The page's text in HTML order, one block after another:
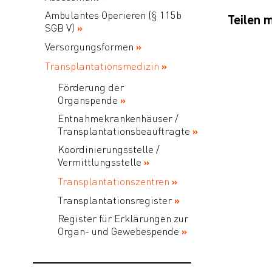
Teilen
Ambulantes Operieren (§ 115b
SGB V)
Versorgungsformen
Transplantationsmedizin
Förderung der
Organspende
Entnahmekrankenhäuser /
Transplantationsbeauftragte
Koordinierungsstelle /
Vermittlungsstelle
Transplantationszentren
Transplantationsregister
Register für Erklärungen zur
Organ- und Gewebespende